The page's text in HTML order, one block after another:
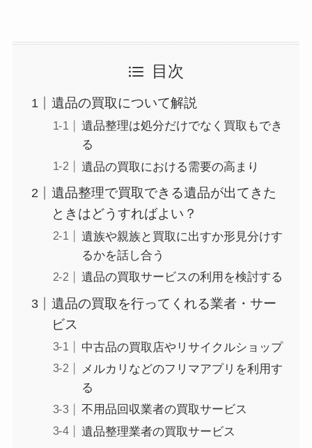
目次
遺品の買取について解説
遺品整理は処分だけでなく買取もでき
る
遺品の買取における需要の高まり
遺品整理で買取できる遺品が出てきた
ときはどうすればよい？
遺族や親族と買取に出すか形見分けす
るかを話し合う
遺品の買取サービスの利用を検討する
遺品の買取を行ってくれる業者・サー
ビス
中古品の買取店やリサイクルショップ
メルカリなどのフリマアプリを利用す
る
不用品回収業者の買取サービス
遺品整理業者の買取サービス